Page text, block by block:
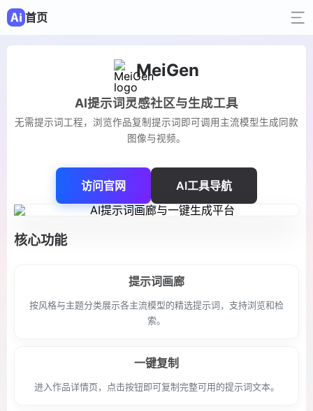
首页
MeiGen
AI提示词灵感社区与生成工具
无需提示词工程，浏览作品复制提示词即可调用主流模型生成同款
图像与视频。
访问官网 AI工具导航
核心功能
提示词画廊
按风格与主题分类展示各主流模型的精选提示词，支持浏览和检
索。
一键复制
进入作品详情页，点击按钮即可复制完整可用的提示词文本。